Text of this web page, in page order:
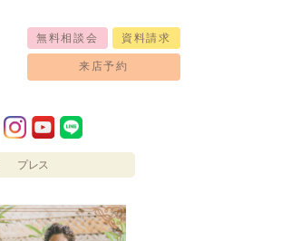
無料相談会 資料請求
来店予約
プレス